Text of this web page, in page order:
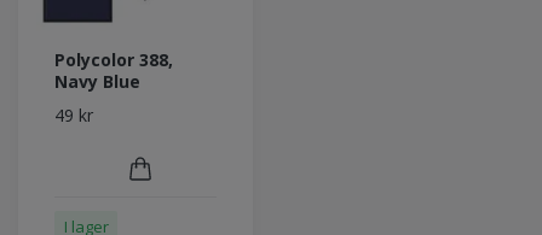
Polycolor 388,
Navy Blue
49 kr
I lager